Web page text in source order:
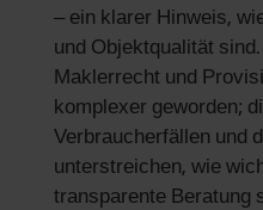
– ein klarer Hinweis,
und Objektqualität
Maklerrecht und
komplexer geworden;
Verbraucherfällen und
unterstreichen, wie
transparente Beratung